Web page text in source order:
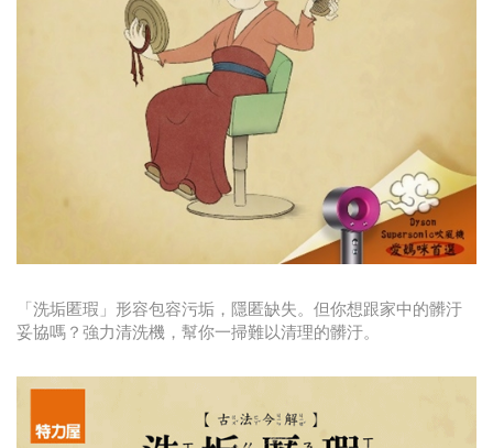
「洗垢匿瑕」形容包容污垢，隱匿缺失。但你想跟家中的髒汙
妥協嗎？強力清洗機，幫你一掃難以清理的髒汙。